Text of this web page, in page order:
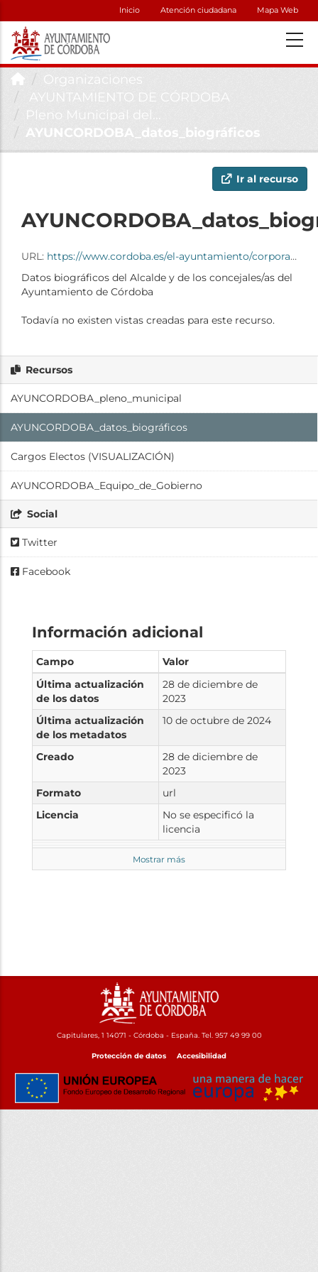
Inicio Atención ciudadana Mapa Web
Organizaciones
AYUNTAMIENTO DE CÓRDOBA
Pleno Municipal del...
AYUNCORDOBA_datos_biográficos
Ir al recurso
URL: https://www.cordoba.es/el-ayuntamiento/corporacion-municipal/pleno-municipal
Datos biográficos del Alcalde y de los concejales/as del
Ayuntamiento de Córdoba
Todavía no existen vistas creadas para este recurso.
Recursos
AYUNCORDOBA_pleno_municipal
AYUNCORDOBA_datos_biográficos
Cargos Electos (VISUALIZACIÓN)
AYUNCORDOBA_Equipo_de_Gobierno
Social
Twitter
Facebook
Información adicional
Campo
Valor
Última actualización
de los datos
28 de diciembre de
2023
Última actualización
de los metadatos
10 de octubre de 2024
Creado
28 de diciembre de
2023
Formato
url
Licencia
No se especificó la
licencia
Mostrar más
Capitulares, 1 14071 - Córdoba - España. Tel. 957 49 99 00
Protección de datos Accesibilidad